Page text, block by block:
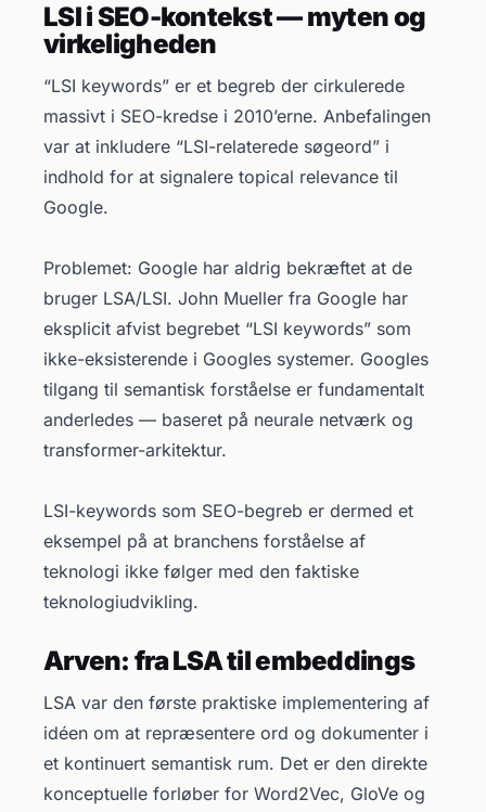
LSI i SEO-kontekst — myten og
virkeligheden
“LSI keywords” er et begreb der cirkulerede
massivt i SEO-kredse i 2010’erne. Anbefalingen
var at inkludere “LSI-relaterede søgeord” i
indhold for at signalere topical relevance til
Google.
Problemet: Google har aldrig bekræftet at de
bruger LSA/LSI. John Mueller fra Google har
eksplicit afvist begrebet “LSI keywords” som
ikke-eksisterende i Googles systemer. Googles
tilgang til semantisk forståelse er fundamentalt
anderledes — baseret på neurale netværk og
transformer-arkitektur.
LSI-keywords som SEO-begreb er dermed et
eksempel på at branchens forståelse af
teknologi ikke følger med den faktiske
teknologiudvikling.
Arven: fra LSA til embeddings
LSA var den første praktiske implementering af
idéen om at repræsentere ord og dokumenter i
et kontinuert semantisk rum. Det er den direkte
konceptuelle forløber for Word2Vec, GloVe og